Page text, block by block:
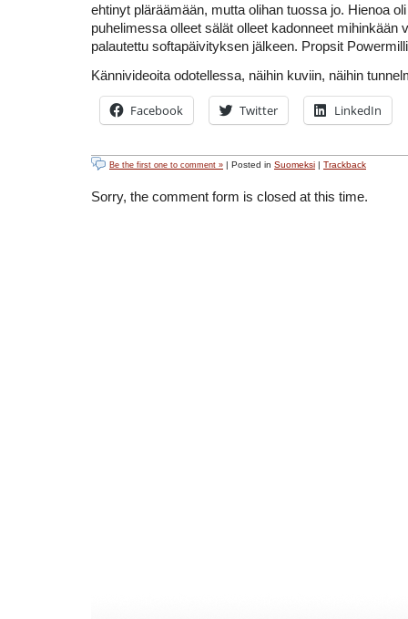
ehtinyt pläräämään, mutta olihan tuossa jo. Hienoa
puhelimessa olleet sälät olleet kadonneet mihinkään
palautettu softapäivityksen jälkeen. Propsit
Kännivideoita odotellessa, näihin kuviin, näihin
Facebook Twitter LinkedIn
Be the first one to comment » | Posted in Suomeksi | Trackback
Sorry, the comment form is closed at this time.